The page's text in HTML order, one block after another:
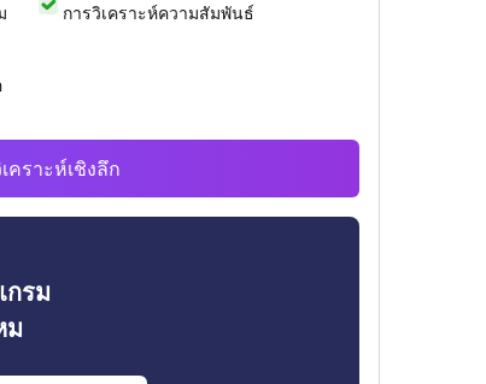
การวิเคราะห์ความสัมพันธ์
ราะห์เชิงลึก
กรม
ม